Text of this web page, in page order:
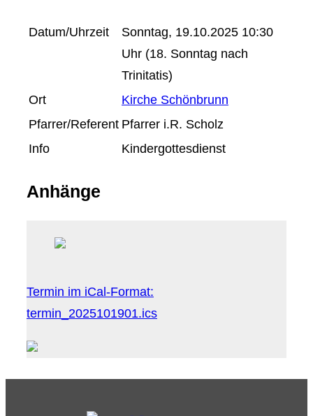
Datum/Uhrzeit
Sonntag, 19.10.2025 10:30
Uhr (18. Sonntag nach
Trinitatis)
Ort
Kirche Schönbrunn
Pfarrer/Referent Pfarrer i.R. Scholz
Info
Kindergottesdienst
Anhänge
Termin im iCal-Format:
termin_2025101901.ics